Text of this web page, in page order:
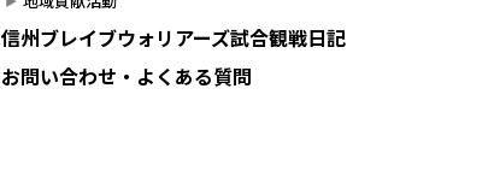
信州ブレイブウォリアーズ試合観戦日記
お問い合わせ・よくある質問